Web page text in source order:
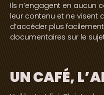
Ils n’engagent en aucun
leur contenu et ne visent
d’accéder plus
documentaires sur le
UN CAFÉ,